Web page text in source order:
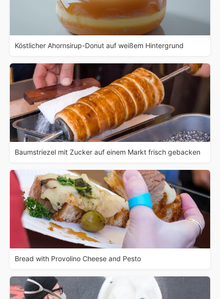
Köstlicher Ahornsirup-Donut auf weißem Hintergrund
Baumstriezel mit Zucker auf einem Markt frisch gebacken
Bread with Provolino Cheese and Pesto